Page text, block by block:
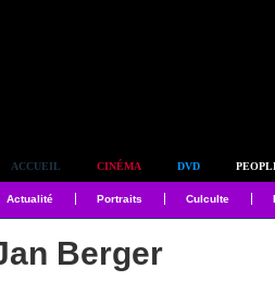
ACCUEIL CINÉMA DVD
Actualité Portraits Culculte
Berger